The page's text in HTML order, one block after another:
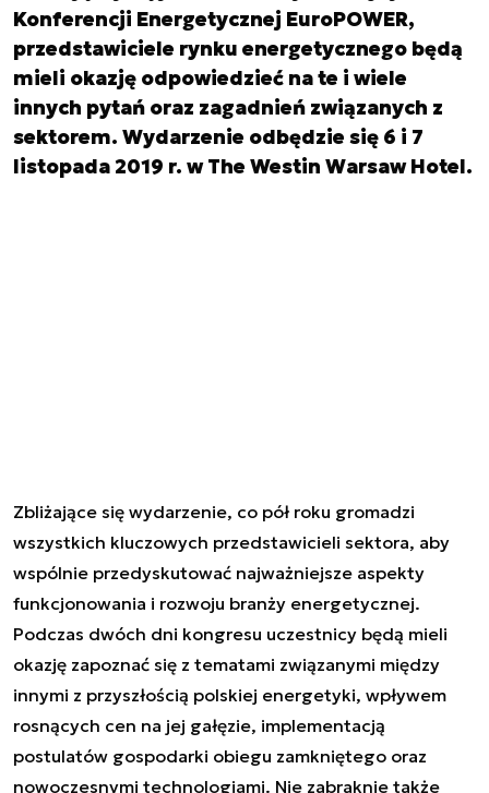
Konferencji Energetycznej EuroPOWER,
przedstawiciele rynku energetycznego będą
mieli okazję odpowiedzieć na te i wiele
innych pytań oraz zagadnień związanych z
sektorem. Wydarzenie odbędzie się 6 i 7
listopada 2019 r. w The Westin Warsaw Hotel.
Zbliżające się wydarzenie, co pół roku gromadzi
wszystkich kluczowych przedstawicieli sektora, aby
wspólnie przedyskutować najważniejsze aspekty
funkcjonowania i rozwoju branży energetycznej.
Podczas dwóch dni kongresu uczestnicy będą mieli
okazję zapoznać się z tematami związanymi między
innymi z przyszłością polskiej energetyki, wpływem
rosnących cen na jej gałęzie, implementacją
postulatów gospodarki obiegu zamkniętego oraz
nowoczesnymi technologiami. Nie zabraknie także